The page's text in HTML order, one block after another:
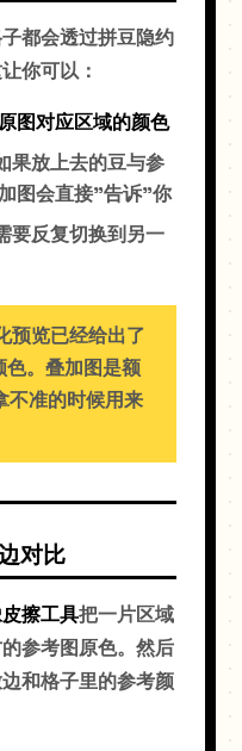
都会透过拼豆隐约
你可以：
图对应区域的颜色
放上去的豆与参
图会直接"告诉"你
反复切换到另一
预览已经给出了
色。叠加图是额
准的时候用来
对比
擦工具把一片区域
参考图原色。然后
和格子里的参考颜